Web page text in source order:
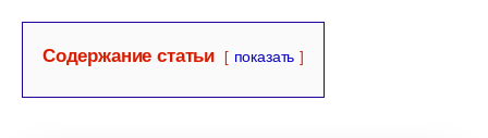
Содержание статьи показать